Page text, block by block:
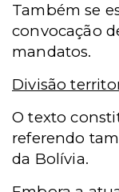
Também se
convocação
mandatos.
Divisão
O texto
referendo
da Bolívia.